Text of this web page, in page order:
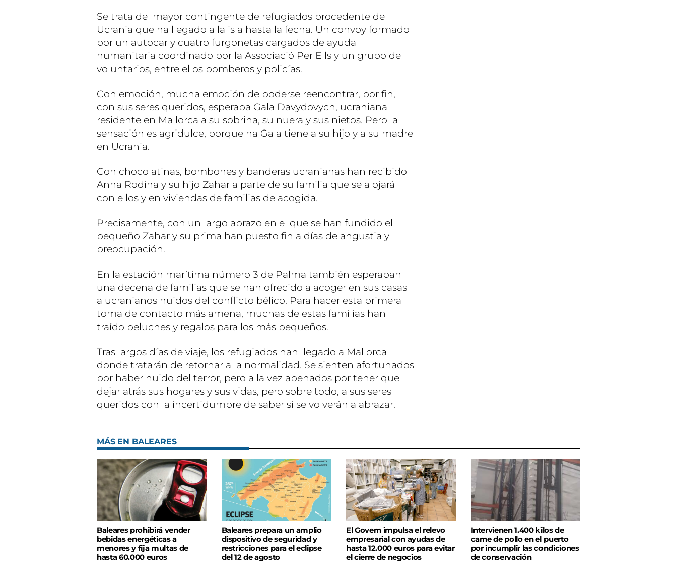
Se trata del mayor contingente de refugiados procedente de
Ucrania que ha llegado a la isla hasta la fecha. Un convoy formado
por un autocar y cuatro furgonetas cargados de ayuda
humanitaria coordinado por la Associació Per Ells y un grupo de
voluntarios, entre ellos bomberos y policías.
Con emoción, mucha emoción de poderse reencontrar, por fin,
con sus seres queridos, esperaba Gala Davydovych, ucraniana
residente en Mallorca a su sobrina, su nuera y sus nietos. Pero la
sensación es agridulce, porque ha Gala tiene a su hijo y a su madre
en Ucrania.
Con chocolatinas, bombones y banderas ucranianas han recibido
Anna Rodina y su hijo Zahar a parte de su familia que se alojará
con ellos y en viviendas de familias de acogida.
Precisamente, con un largo abrazo en el que se han fundido el
pequeño Zahar y su prima han puesto fin a días de angustia y
preocupación.
En la estación marítima número 3 de Palma también esperaban
una decena de familias que se han ofrecido a acoger en sus casas
a ucranianos huidos del conflicto bélico. Para hacer esta primera
toma de contacto más amena, muchas de estas familias han
traído peluches y regalos para los más pequeños.
Tras largos días de viaje, los refugiados han llegado a Mallorca
donde tratarán de retornar a la normalidad. Se sienten afortunados
por haber huido del terror, pero a la vez apenados por tener que
dejar atrás sus hogares y sus vidas, pero sobre todo, a sus seres
queridos con la incertidumbre de saber si se volverán a abrazar.
MÁS EN BALEARES
Baleares prohibirá vender
bebidas energéticas a
menores y fija multas de
hasta 60.000 euros
Baleares prepara un amplio
dispositivo de seguridad y
restricciones para el eclipse
del 12 de agosto
El Govern impulsa el relevo
empresarial con ayudas de
hasta 12.000 euros para evitar
el cierre de negocios
Intervienen 1.400 kilos de
carne de pollo en el puerto
por incumplir las condiciones
de conservación